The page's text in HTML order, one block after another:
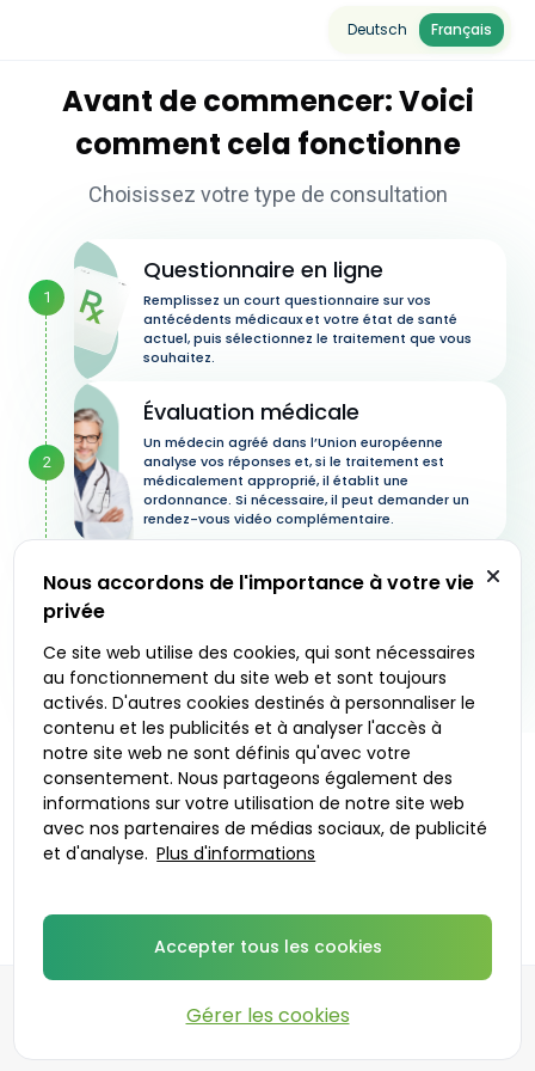
Deutsch Français
Avant de commencer: Voici
comment cela fonctionne
Choisissez votre type de consultation
1
2
3
Questionnaire en ligne
Remplissez un court questionnaire sur vos
antécédents médicaux et votre état de santé
actuel, puis sélectionnez le traitement que vous
souhaitez.
Évaluation médicale
Un médecin agréé dans l’Union européenne
analyse vos réponses et, si le traitement est
médicalement approprié, il établit une
ordonnance. Si nécessaire, il peut demander un
rendez-vous vidéo complémentaire.
Livraison en 24 - 48 heures
de votre choix. Vous pouvez également choisir de
le retirer sur place.
C’est parti
Médecins prescripteurs
©2026DoktorABC.com
Nous accordons de l'importance à votre vie
privée
Ce site web utilise des cookies, qui sont nécessaires
au fonctionnement du site web et sont toujours
activés. D'autres cookies destinés à personnaliser le
contenu et les publicités et à analyser l'accès à
notre site web ne sont définis qu'avec votre
consentement. Nous partageons également des
informations sur votre utilisation de notre site web
avec nos partenaires de médias sociaux, de publicité
et d'analyse. Plus d'informations
Accepter tous les cookies
Gérer les cookies